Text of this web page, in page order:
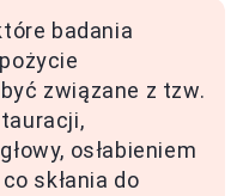
badania
związane z tzw.
osłabieniem
skłania do